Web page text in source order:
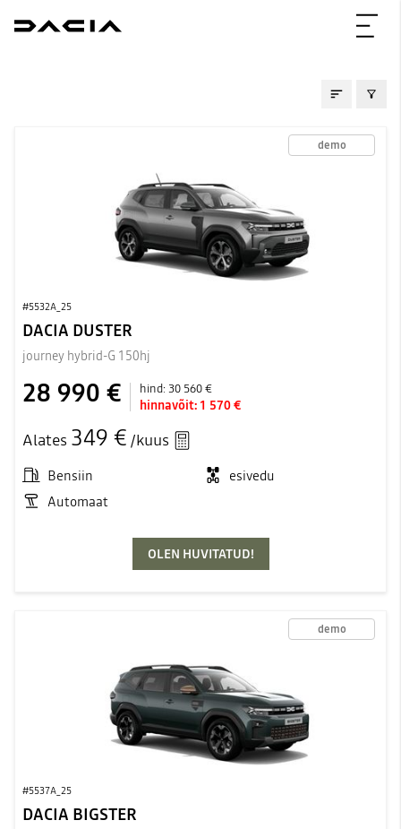
demo
#5532A_25
DACIA DUSTER
journey hybrid-G 150hj
28 990 € hind:30 560 €
hinnavõit: 1 570 €
Alates 349 € /kuus
Bensiin
esivedu
Automaat
OLEN HUVITATUD!
demo
#5537A_25
DACIA BIGSTER